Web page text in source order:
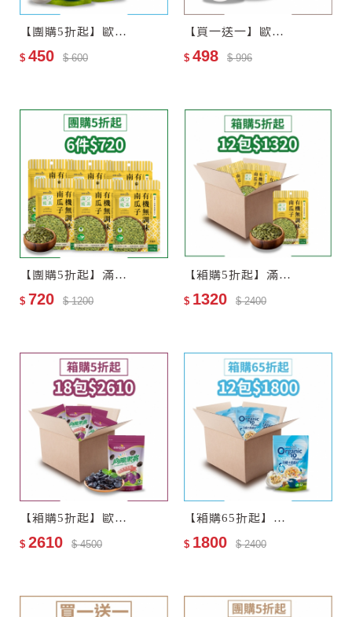
【團購5折起】歐特有機十穀麥片3包
$ 450 $ 600
【買一送一】歐特有機黑芝麻糊
$ 498 $ 996
【團購5折起】滿分優果–有機無調味南瓜子6包
$ 720 $ 1200
【箱購5折起】滿分優果–有機無調味南瓜子12包–效期2027-06-25
$ 1320 $ 2400
【箱購5折起】歐特有機黑棗乾18包–效期至2027-11-13
$ 2610 $ 4500
【箱購65折起】歐特有機十穀麥片12包–效期至2028-01-05
$ 1800 $ 2400